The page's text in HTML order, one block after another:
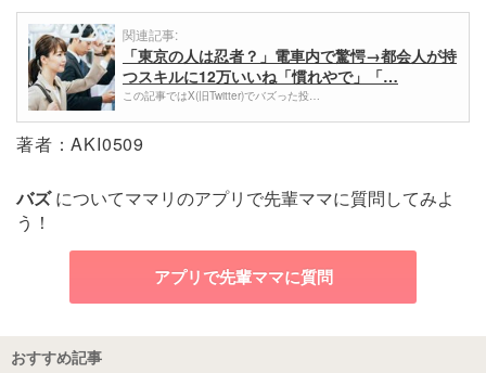
関連記事:
「東京の人は忍者？」電車内で驚愕→都会人が持
つスキルに12万いいね「慣れやで」「…
この記事ではX(旧Twitter)でバズった投…
著者：AKI0509
バズについてママリのアプリで先輩ママに質問してみよ
う！
アプリで先輩ママに質問
おすすめ記事